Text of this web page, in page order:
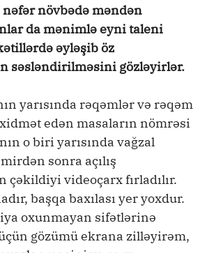
növbədə məndən
da mənimlə eyni taleni
əyləşib öz
səsləndirilməsini gözləyirlər.
yarısında rəqəmlər və rəqəm
edən masaların nömrəsi
o biri yarısında vağzal
sonra açılış
çəkildiyi videoçarx fırladılır.
başqa baxılası yer yoxdur.
oxunmayan sifətlərinə
gözümü ekrana zilləyirəm,